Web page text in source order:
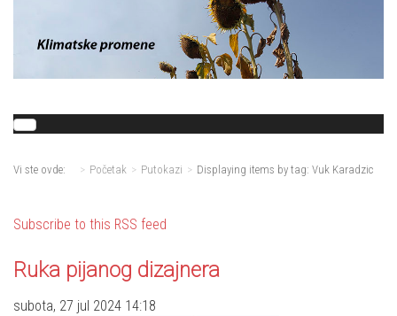
Vi ste ovde: Početak Putokazi Displaying items by tag: Vuk Karadzic
Subscribe to this RSS feed
Ruka pijanog dizajnera
subota, 27 jul 2024 14:18